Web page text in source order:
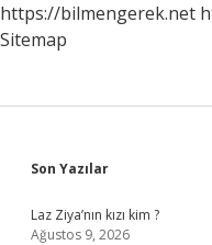
Verilir
https://bilmengerek.net
Sitemap
Sidebar
Son Yazılar
Laz Ziya’nın kızı kim ?
Ağustos 9, 2026